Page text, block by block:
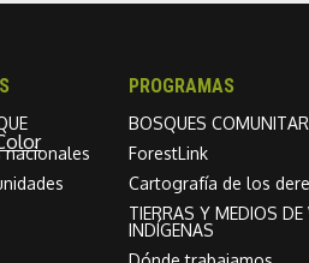
nacionales
PROGRAMAS
BOSQUES
ForestLink
Cartografía de los
TIERRAS Y MEDIOS DE
INDÍGENAS